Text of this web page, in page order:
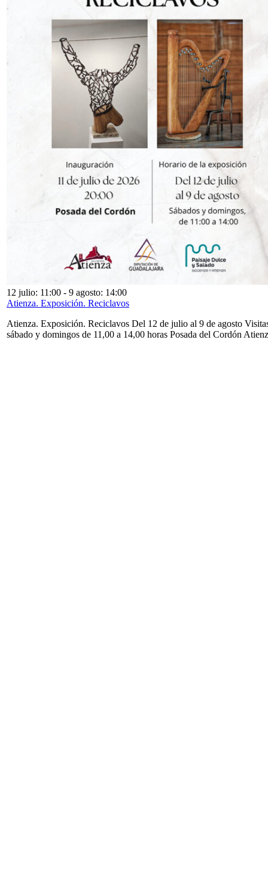
12 julio: 11:00 - 9 agosto: 14:00
Atienza. Exposición. Reciclavos
Atienza. Exposición. Reciclavos Del 12 de julio al 9 de agosto
sábado y domingos de 11,00 a 14,00 horas Posada del Cordón